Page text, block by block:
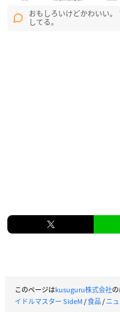
おもしろいけどかわいい
してる。
このページはkusuguru株式会社
イドルマスター SideM/食品/ニ